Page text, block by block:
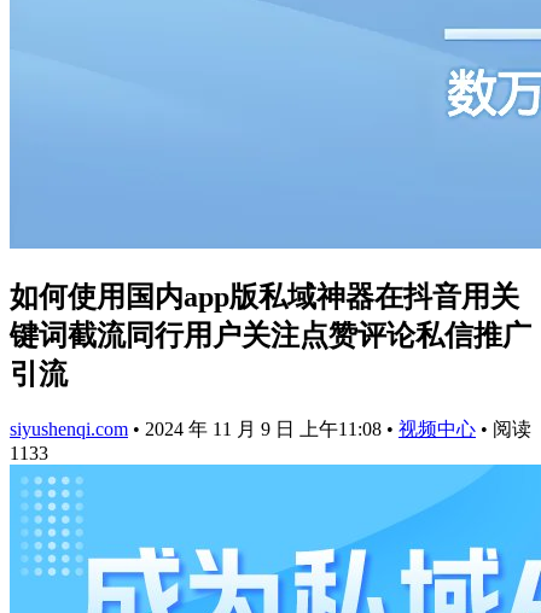
如何使用国内app版私域神器在抖音用关
键词截流同行用户关注点赞评论私信推广
引流
siyushenqi.com • 2024 年 11 月 9 日 上午11:08 • 视频中心 • 阅读
1133